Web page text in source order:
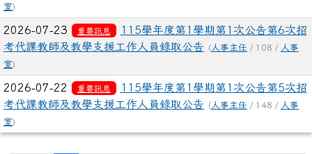
室)
2026-07-23 重要訊息
115學年度第1學期第1次公告第6次招
考代課教師及教學支援工作人員錄取公告
( 人事主任 / 108 / 人事
室)
2026-07-22 重要訊息
115學年度第1學期第1次公告第5次招
考代課教師及教學支援工作人員錄取公告
( 人事主任 / 148 / 人事
室)